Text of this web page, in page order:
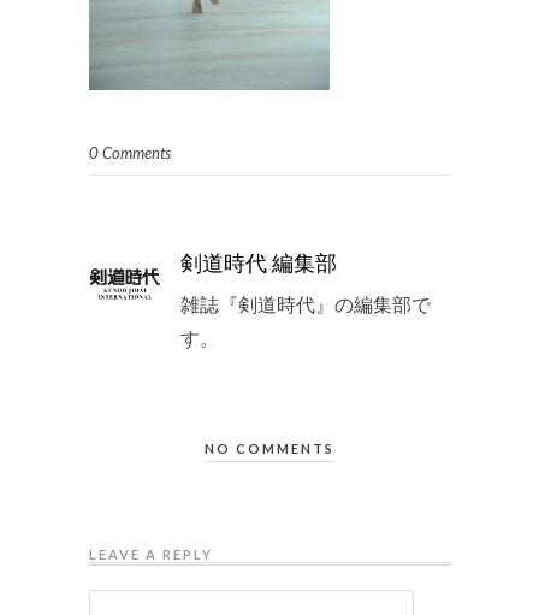
0 Comments
剣道時代 編集部
雑誌『剣道時代』の編集部で
す。
NO COMMENTS
LEAVE A REPLY